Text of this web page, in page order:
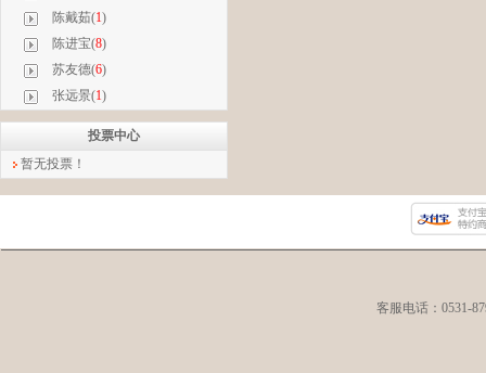
陈戴茹(1)
陈进宝(8)
苏友德(6)
张远景(1)
投票中心
暂无投票！
客服电话：0531-